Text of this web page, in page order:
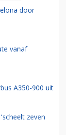
door
vanaf
A350-900 uit
zeven